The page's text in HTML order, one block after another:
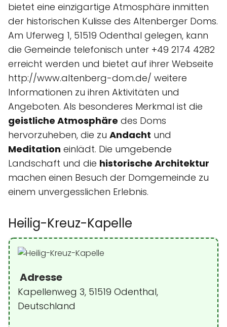
bietet eine einzigartige Atmosphäre inmitten
der historischen Kulisse des Altenberger Doms.
Am Uferweg 1, 51519 Odenthal gelegen, kann
die Gemeinde telefonisch unter +49 2174 4282
erreicht werden und bietet auf ihrer Webseite
http://www.altenberg-dom.de/ weitere
Informationen zu ihren Aktivitäten und
Angeboten. Als besonderes Merkmal ist die
geistliche Atmosphäre des Doms
hervorzuheben, die zu Andacht und
Meditation einlädt. Die umgebende
Landschaft und die historische Architektur
machen einen Besuch der Domgemeinde zu
einem unvergesslichen Erlebnis.
Heilig-Kreuz-Kapelle
Adresse
Kapellenweg 3, 51519 Odenthal,
Deutschland